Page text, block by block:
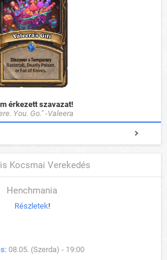
érkezett szavazat!
You. Go." -Valeera
Kocsmai Verekedés
Henchmania
Részletek!
08.05. (Szerda) - 19:00